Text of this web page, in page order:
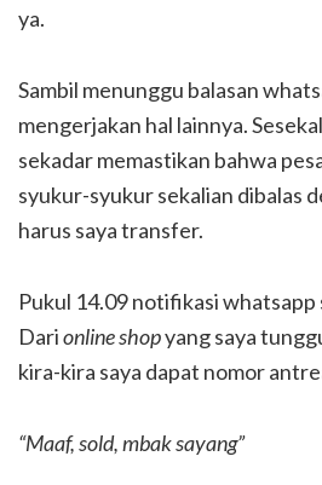
ya.
Sambil menunggu balasan
mengerjakan hal lainnya.
sekadar memastikan bahwa
syukur-syukur sekalian dibalas
harus saya transfer.
Pukul 14.09 notifikasi whatsapp
Darionline shopyang saya
kira-kira saya dapat nomor
“Maaf, sold, mbak sayang”